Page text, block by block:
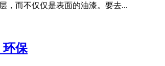
，而不仅仅是表面的油漆。要去...
环保